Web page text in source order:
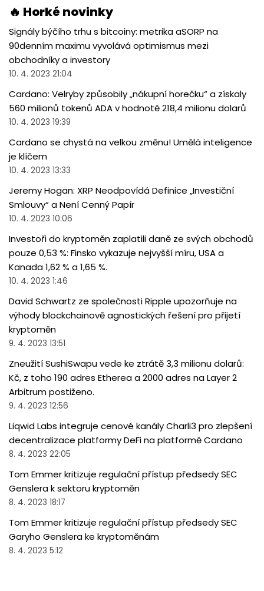
🔥 Horké novinky
Signály býčího trhu s bitcoiny: metrika aSORP na
90denním maximu vyvolává optimismus mezi
obchodníky a investory
10. 4. 2023 21:04
Cardano: Velryby způsobily „nákupní horečku“ a získaly
560 milionů tokenů ADA v hodnotě 218,4 milionu dolarů
10. 4. 2023 19:39
Cardano se chystá na velkou změnu! Umělá inteligence
je klíčem
10. 4. 2023 13:33
Jeremy Hogan: XRP Neodpovídá Definice „Investiční
Smlouvy“ a Není Cenný Papír
10. 4. 2023 10:06
Investoři do kryptoměn zaplatili daně ze svých obchodů
pouze 0,53 %: Finsko vykazuje nejvyšší míru, USA a
Kanada 1,62 % a 1,65 %.
10. 4. 2023 1:46
David Schwartz ze společnosti Ripple upozorňuje na
výhody blockchainově agnostických řešení pro přijetí
kryptoměn
9. 4. 2023 13:51
Zneužití SushiSwapu vede ke ztrátě 3,3 milionu dolarů:
Kč, z toho 190 adres Etherea a 2000 adres na Layer 2
Arbitrum postiženo.
9. 4. 2023 12:56
Liqwid Labs integruje cenové kanály Charli3 pro zlepšení
decentralizace platformy DeFi na platformě Cardano
8. 4. 2023 22:05
Tom Emmer kritizuje regulační přístup předsedy SEC
Genslera k sektoru kryptoměn
8. 4. 2023 18:17
Tom Emmer kritizuje regulační přístup předsedy SEC
Garyho Genslera ke kryptoměnám
8. 4. 2023 5:12